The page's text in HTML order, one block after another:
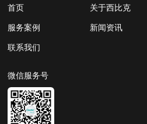
首页 关于西比克
服务案例 新闻资讯
联系我们
微信服务号